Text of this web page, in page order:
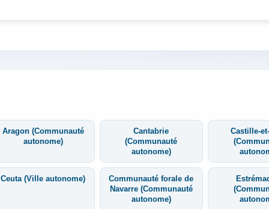
Aragon (Communauté
autonome)
Cantabrie
(Communauté
autonome)
Castille-
Ceuta (Ville autonome)
Communauté forale de
Navarre (Communauté
autonome)